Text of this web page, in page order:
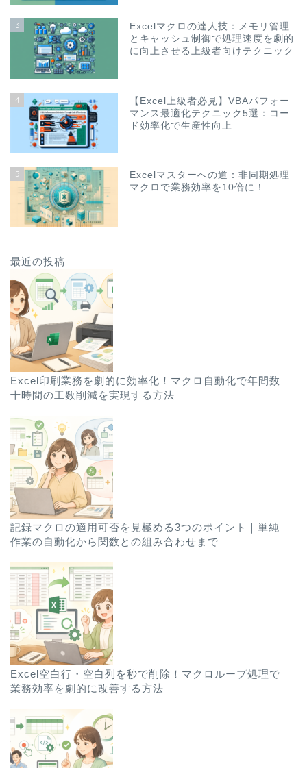
3
Excelマクロの達人技：メモリ管理
とキャッシュ制御で処理速度を劇的
に向上させる上級者向けテクニック
4
【Excel上級者必見】VBAパフォー
マンス最適化テクニック5選：コー
ド効率化で生産性向上
5
Excelマスターへの道：非同期処理
マクロで業務効率を10倍に！
最近の投稿
Excel印刷業務を劇的に効率化！マクロ自動化で年間数
十時間の工数削減を実現する方法
記録マクロの適用可否を見極める3つのポイント｜単純
作業の自動化から関数との組み合わせまで
Excel空白行・空白列を秒で削除！マクロループ処理で
業務効率を劇的に改善する方法